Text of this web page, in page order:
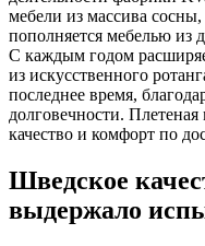
мебели из массива
пополняется мебелью из
С каждым годом
из искусственного
последнее время,
долговечности.
качество и комфорт по
Шведское
выдержало